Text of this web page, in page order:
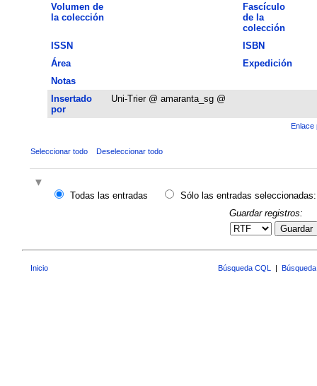
Volumen de
la colección
Fascículo
de la
colección
ISSN
ISBN
Área
Expedición
Notas
Insertado
por
Uni-Trier @ amaranta_sg @
Enlace
Seleccionar todo Deseleccionar todo
Todas las entradas
Sólo las entradas seleccionadas:
Guardar registros:
Guardar
Inicio Búsqueda CQL